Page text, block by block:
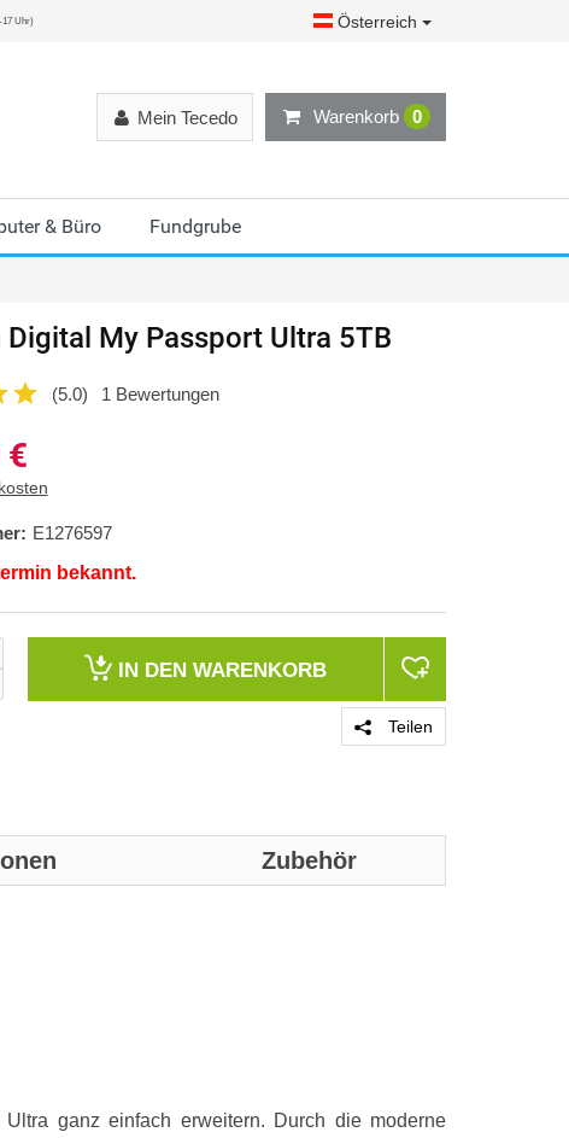
Uhr) Österreich
Warenkorb 0
Mein Tecedo
& Büro Fundgrube
My Passport Ultra 5TB
(5.0) 1 Bewertungen
€
E1276597
bekannt.
IN DEN WARENKORB
Teilen
Zubehör
ganz einfach erweitern. Durch die moderne